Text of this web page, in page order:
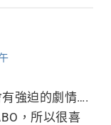
強迫的劇情….
，所以很喜